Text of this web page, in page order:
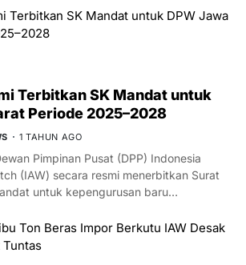
Terbitkan SK Mandat untuk
Periode 2025–2028
1 TAHUN AGO
Pimpinan Pusat (DPP) Indonesia
(IAW) secara resmi menerbitkan Surat
untuk kepengurusan baru…